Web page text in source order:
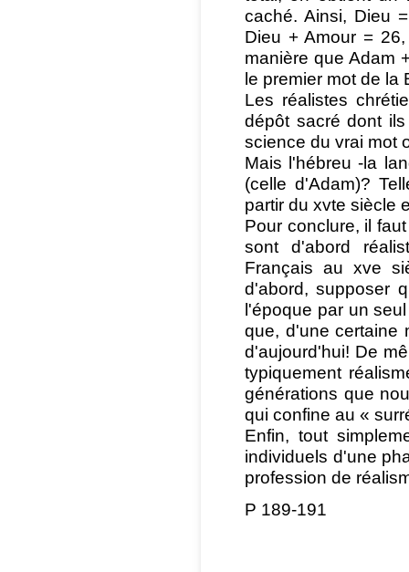
caché. Ainsi, Dieu
Dieu + Amour =
manière que Adam
le premier mot de la
Les réalistes
dépôt sacré dont
science du vrai mot
Mais l'hébreu -la
(celle d'Adam)?
partir du xvte siècle
Pour conclure, il
sont d'abord
Français au xve
d'abord, supposer
l'époque par un
que, d'une certaine
d'aujourd'hui! De
typiquement
générations que
qui confine au «
Enfin, tout
individuels d'une
profession de
P 189-191